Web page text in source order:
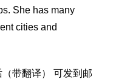
She has many
cities and
带翻译） 可发到邮